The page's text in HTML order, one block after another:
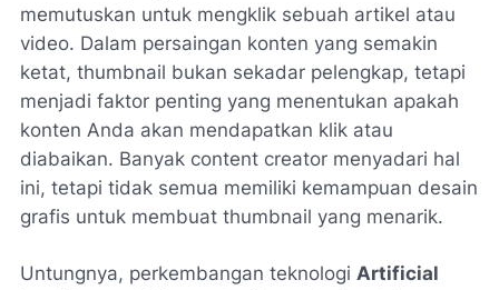
memutuskan untuk mengklik sebuah artikel atau
video. Dalam persaingan konten yang semakin
ketat, thumbnail bukan sekadar pelengkap, tetapi
menjadi faktor penting yang menentukan apakah
konten Anda akan mendapatkan klik atau
diabaikan. Banyak content creator menyadari hal
ini, tetapi tidak semua memiliki kemampuan desain
grafis untuk membuat thumbnail yang menarik.
Untungnya, perkembangan teknologi Artificial